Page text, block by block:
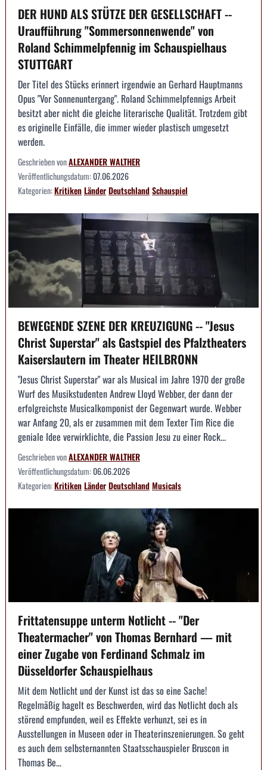
DER HUND ALS STÜTZE DER GESELLSCHAFT --
Uraufführung "Sommersonnenwende" von
Roland Schimmelpfennig im Schauspielhaus
STUTTGART
Der Titel des Stücks erinnert irgendwie an Gerhard Hauptmanns
Opus "Vor Sonnenuntergang". Roland Schimmelpfennigs Arbeit
besitzt aber nicht die gleiche literarische Qualität. Trotzdem gibt
es originelle Einfälle, die immer wieder plastisch umgesetzt
werden.
Geschrieben vonALEXANDER WALTHER
Veröffentlichungsdatum:07.06.2026
Kategorien:KritikenLänderDeutschlandSchauspiel
BEWEGENDE SZENE DER KREUZIGUNG -- "Jesus
Christ Superstar" als Gastspiel des Pfalztheaters
Kaiserslautern im Theater HEILBRONN
"Jesus Christ Superstar" war als Musical im Jahre 1970 der große
Wurf des Musikstudenten Andrew Lloyd Webber, der dann der
erfolgreichste Musicalkomponist der Gegenwart wurde. Webber
war Anfang 20, als er zusammen mit dem Texter Tim Rice die
geniale Idee verwirklichte, die Passion Jesu zu einer Rock...
Geschrieben vonALEXANDER WALTHER
Veröffentlichungsdatum:06.06.2026
Kategorien:KritikenLänderDeutschlandMusicals
Frittatensuppe unterm Notlicht -- "Der
Theatermacher" von Thomas Bernhard — mit
einer Zugabe von Ferdinand Schmalz im
Düsseldorfer Schauspielhaus
Mit dem Notlicht und der Kunst ist das so eine Sache!
Regelmäßig hagelt es Beschwerden, wird das Notlicht doch als
störend empfunden, weil es Effekte verhunzt, sei es in
Ausstellungen in Museen oder in Theaterinszenierungen. So geht
es auch dem selbsternannten Staatsschauspieler Bruscon in
Thomas Be...